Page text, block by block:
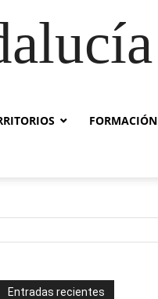
FORMACIÓN
Entradas recientes